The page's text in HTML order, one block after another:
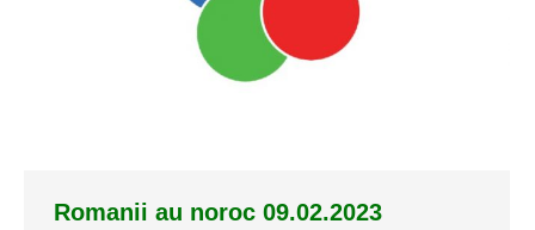
Romanii au noroc 09.02.2023